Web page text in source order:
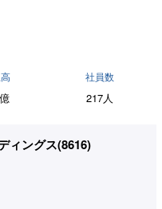
社員数
217人
ィングス(8616)